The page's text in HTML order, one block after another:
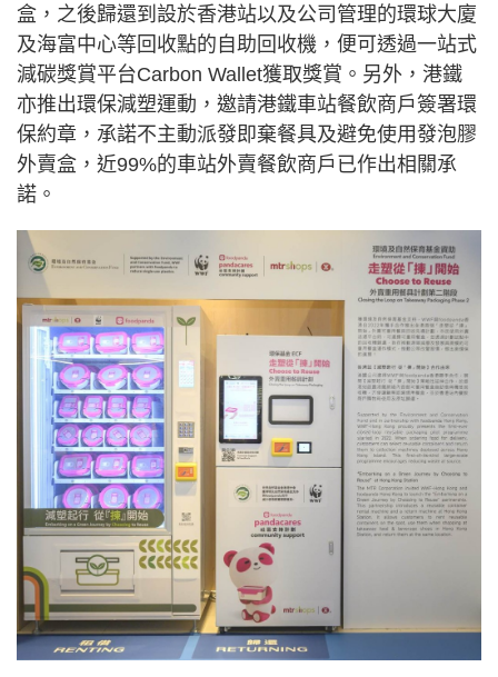
盒，之後歸還到設於香港站以及公司管理的環球大廈
及海富中心等回收點的自助回收機，便可透過一站式
減碳獎賞平台Carbon Wallet獲取獎賞。另外，港鐵
亦推出環保減塑運動，邀請港鐵車站餐飲商戶簽署環
保約章，承諾不主動派發即棄餐具及避免使用發泡膠
外賣盒，近99%的車站外賣餐飲商戶已作出相關承
諾。